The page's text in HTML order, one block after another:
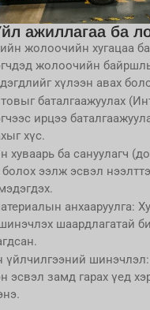
ажиллагаа ба
жолоочийн хугацаа
жолоочийн
хүлээн авах
баталгаажуулах
ирцээ
хүс.
хуваарь ба сануулагч
болох ээлж эсвэл
анхааруулга:
шаардлагатай
үйлчилгээний шинэчлэл:
эсвэл замд гарах үед